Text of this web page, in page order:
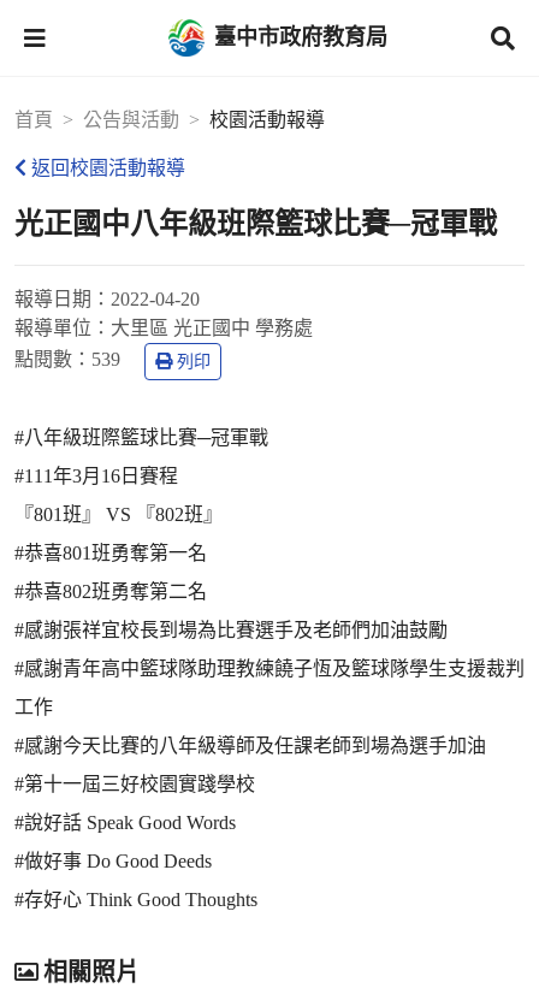
臺中市政府教育局
首頁 公告與活動 校園活動報導
返回校園活動報導
光正國中八年級班際籃球比賽─冠軍戰
報導日期： 2022-04-20
報導單位： 大里區 光正國中 學務處
點閱數： 539 列印
#八年級班際籃球比賽─冠軍戰
#111年3月16日賽程
『801班』 VS 『802班』
#恭喜801班勇奪第一名
#恭喜802班勇奪第二名
#感謝張祥宜校長到場為比賽選手及老師們加油鼓勵
#感謝青年高中籃球隊助理教練饒子恆及籃球隊學生支援裁判
工作
#感謝今天比賽的八年級導師及任課老師到場為選手加油
#第十一屆三好校園實踐學校
#說好話 Speak Good Words
#做好事 Do Good Deeds
#存好心 Think Good Thoughts
相關照片